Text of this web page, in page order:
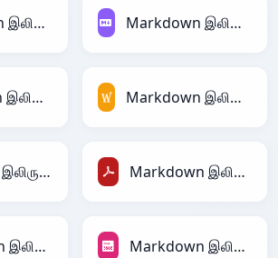
Markdown இலிருந்து LaTeX Markdown இலிருந்து Markdown
Markdown இலிருந்து MATLAB Markdown இலிருந்து MediaWiki
Markdown இலிருந்து PandasDataFrame Markdown இலிருந்து PDF
Markdown இலிருந்து PHP Markdown இலிருந்து PNG